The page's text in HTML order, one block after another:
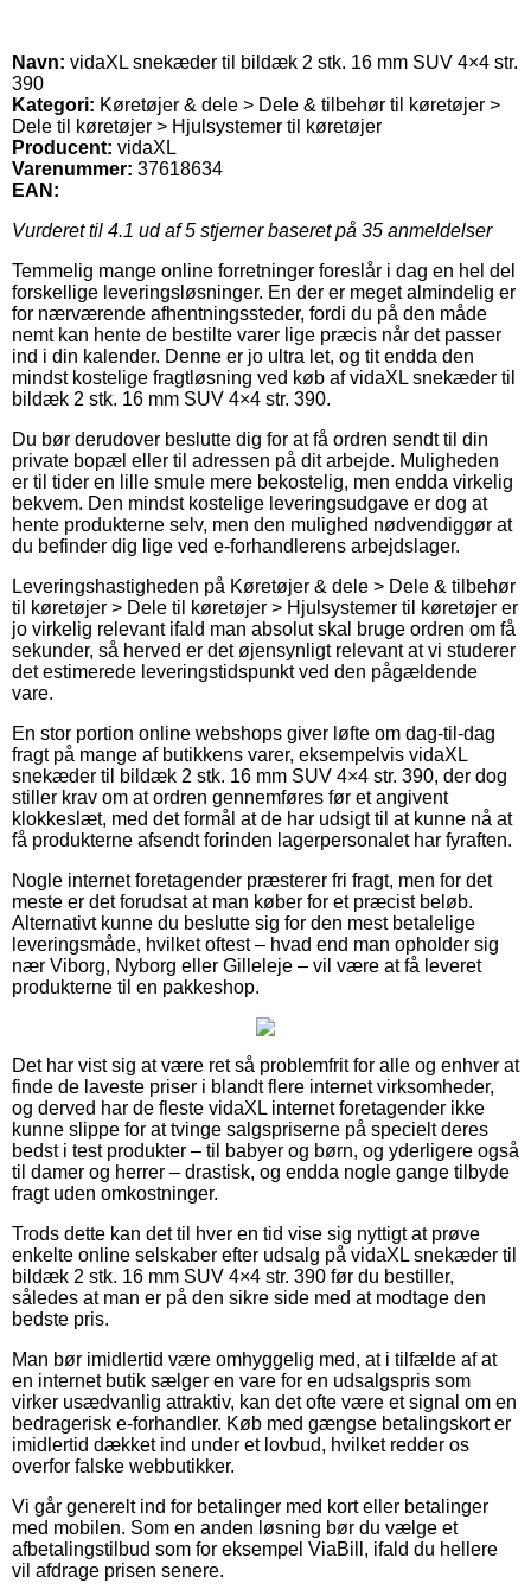
Navn: vidaXL snekæder til bildæk 2 stk. 16 mm SUV 4×4 str.
390
Kategori: Køretøjer & dele > Dele & tilbehør til køretøjer >
Dele til køretøjer > Hjulsystemer til køretøjer
Producent: vidaXL
Varenummer: 37618634
EAN:
Vurderet til 4.1 ud af 5 stjerner baseret på 35 anmeldelser
Temmelig mange online forretninger foreslår i dag en hel del
forskellige leveringsløsninger. En der er meget almindelig er
for nærværende afhentningssteder, fordi du på den måde
nemt kan hente de bestilte varer lige præcis når det passer
ind i din kalender. Denne er jo ultra let, og tit endda den
mindst kostelige fragtløsning ved køb af vidaXL snekæder til
bildæk 2 stk. 16 mm SUV 4×4 str. 390.
Du bør derudover beslutte dig for at få ordren sendt til din
private bopæl eller til adressen på dit arbejde. Muligheden
er til tider en lille smule mere bekostelig, men endda virkelig
bekvem. Den mindst kostelige leveringsudgave er dog at
hente produkterne selv, men den mulighed nødvendiggør at
du befinder dig lige ved e-forhandlerens arbejdslager.
Leveringshastigheden på Køretøjer & dele > Dele & tilbehør
til køretøjer > Dele til køretøjer > Hjulsystemer til køretøjer er
jo virkelig relevant ifald man absolut skal bruge ordren om få
sekunder, så herved er det øjensynligt relevant at vi studerer
det estimerede leveringstidspunkt ved den pågældende
vare.
En stor portion online webshops giver løfte om dag-til-dag
fragt på mange af butikkens varer, eksempelvis vidaXL
snekæder til bildæk 2 stk. 16 mm SUV 4×4 str. 390, der dog
stiller krav om at ordren gennemføres før et angivent
klokkeslæt, med det formål at de har udsigt til at kunne nå at
få produkterne afsendt forinden lagerpersonalet har fyraften.
Nogle internet foretagender præsterer fri fragt, men for det
meste er det forudsat at man køber for et præcist beløb.
Alternativt kunne du beslutte sig for den mest betalelige
leveringsmåde, hvilket oftest – hvad end man opholder sig
nær Viborg, Nyborg eller Gilleleje – vil være at få leveret
produkterne til en pakkeshop.
Det har vist sig at være ret så problemfrit for alle og enhver at
finde de laveste priser i blandt flere internet virksomheder,
og derved har de fleste vidaXL internet foretagender ikke
kunne slippe for at tvinge salgspriserne på specielt deres
bedst i test produkter – til babyer og børn, og yderligere også
til damer og herrer – drastisk, og endda nogle gange tilbyde
fragt uden omkostninger.
Trods dette kan det til hver en tid vise sig nyttigt at prøve
enkelte online selskaber efter udsalg på vidaXL snekæder til
bildæk 2 stk. 16 mm SUV 4×4 str. 390 før du bestiller,
således at man er på den sikre side med at modtage den
bedste pris.
Man bør imidlertid være omhyggelig med, at i tilfælde af at
en internet butik sælger en vare for en udsalgspris som
virker usædvanlig attraktiv, kan det ofte være et signal om en
bedragerisk e-forhandler. Køb med gængse betalingskort er
imidlertid dækket ind under et lovbud, hvilket redder os
overfor falske webbutikker.
Vi går generelt ind for betalinger med kort eller betalinger
med mobilen. Som en anden løsning bør du vælge et
afbetalingstilbud som for eksempel ViaBill, ifald du hellere
vil afdrage prisen senere.